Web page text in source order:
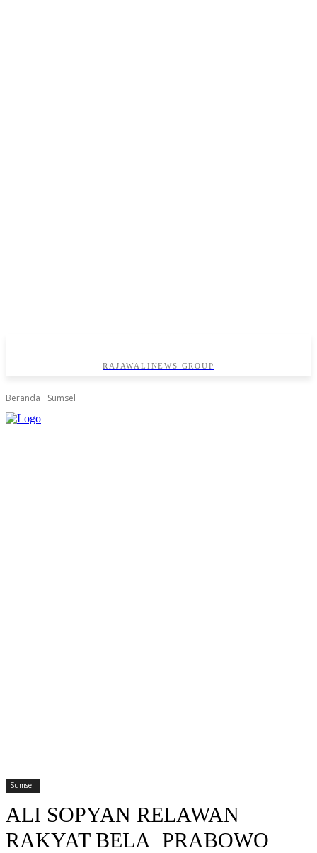
RAJAWALINEWS GROUP
Beranda Sumsel
Sumsel
ALI SOPYAN RELAWAN
RAKYAT BELA PRABOWO